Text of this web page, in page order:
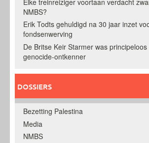
NMBS?
Erik Todts gehuldigd na 30 jaar inzet
fondsenwerving
De Britse Keir Starmer was
genocide-ontkenner
DOSSIERS
Bezetting Palestina
Media
NMBS